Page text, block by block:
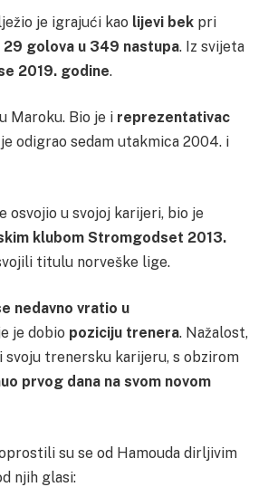
je igrajući kao lijevi bek pri
golova u 349 nastupa. Iz svijeta
2019. godine.
Maroku. Bio je i reprezentativac
odigrao sedam utakmica 2004. i
osvojio u svojoj karijeri, bio je
klubom Stromgodset 2013.
titulu norveške lige.
nedavno vratio u
je dobio poziciju trenera. Nažalost,
svoju trenersku karijeru, s obzirom
prvog dana na svom novom
su se od Hamouda dirljivim
njih glasi: